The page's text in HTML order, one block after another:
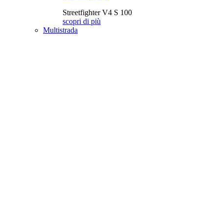
Streetfighter V4 S 100
scopri di più
Multistrada